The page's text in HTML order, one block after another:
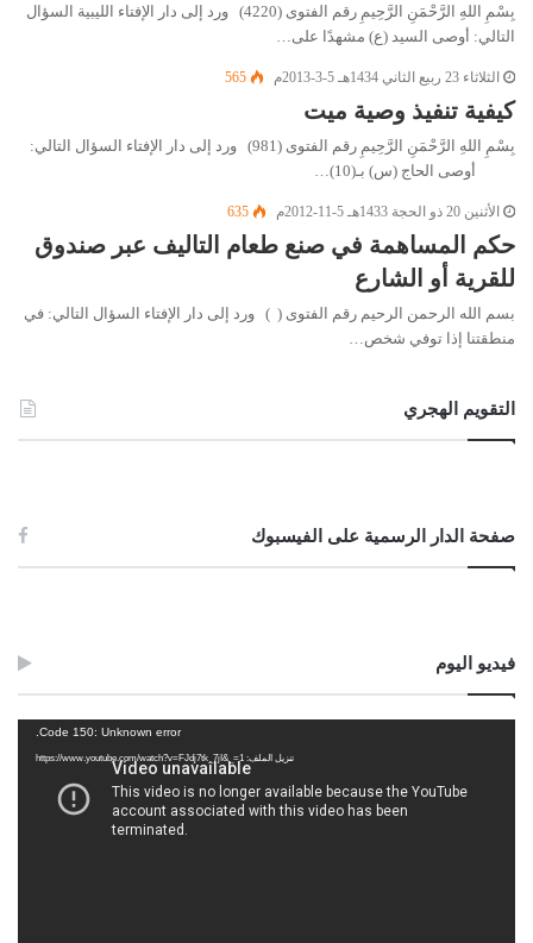
بِسْمِ اللهِ الرَّحْمَنِ الرَّحِيمِ رقم الفتوى (4220) ورد إلى دار الإفتاء الليبية السؤال
التالي: أوصى السيد (ع) مشهدًا على…
الثلاثاء 23 ربيع الثاني 1434هـ 5-3-2013م 565
كيفية تنفيذ وصية ميت
بِسْمِ اللهِ الرَّحْمَنِ الرَّحِيمِ رقم الفتوى (981) ورد إلى دار الإفتاء السؤال التالي:
أوصى الحاج (س) بـ(10)…
الأثنين 20 ذو الحجة 1433هـ 5-11-2012م 635
حكم المساهمة في صنع طعام التاليف عبر صندوق
للقرية أو الشارع
بسم الله الرحمن الرحيم رقم الفتوى ( ) ورد إلى دار الإفتاء السؤال التالي: في
منطقتنا إذا توفي شخص…
التقويم الهجري
صفحة الدار الرسمية على الفيسبوك
فيديو اليوم
Code 150: Unknown error.
تنزيل الملف: https://www.youtube.com/watch?v=FJdj7tk_7jI&_=1